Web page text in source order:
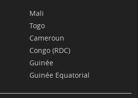
Mali
Togo
Cameroun
Congo (RDC)
Guinée
Guinée Equatorial